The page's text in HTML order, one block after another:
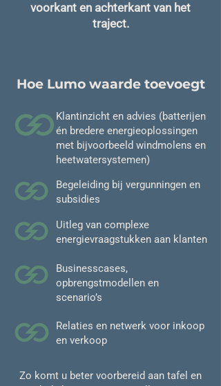
voorkant en achterkant van het
traject.
Hoe Lumo waarde toevoegt
Klantinzicht en advies (batterijen
én bredere energieoplossingen
met bijvoorbeeld windmolens en
heetwatersystemen)
Begeleiding bij vergunningen en
subsidies
Uitleg van complexe
energievraagstukken aan klanten
Businesscases,
opbrengstmodellen en
scenario’s
Relaties en netwerk voor inkoop
en verkoop
Zo komt u beter voorbereid aan tafel en